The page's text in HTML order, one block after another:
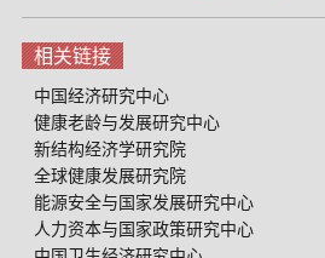
相关链接
中国经济研究中心
健康老龄与发展研究中心
新结构经济学研究院
全球健康发展研究院
能源安全与国家发展研究中心
人力资本与国家政策研究中心